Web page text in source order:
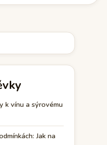
k vínu a sýrovému
Jak na